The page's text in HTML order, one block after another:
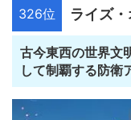
326位 ライズ
古今東西の世界文
して制覇する防衛